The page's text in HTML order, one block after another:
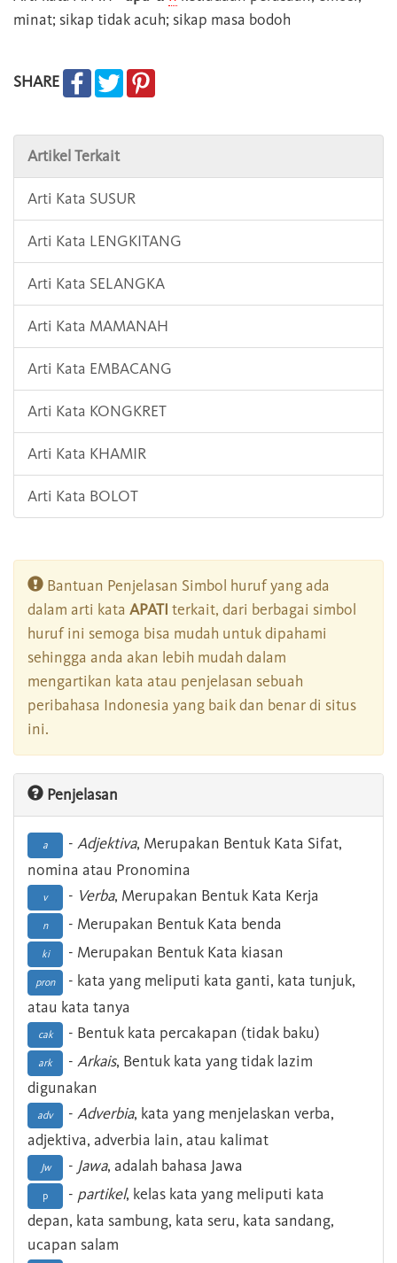
minat; sikap tidak acuh; sikap masa bodoh
SHARE
Artikel Terkait
Arti Kata SUSUR
Arti Kata LENGKITANG
Arti Kata SELANGKA
Arti Kata MAMANAH
Arti Kata EMBACANG
Arti Kata KONGKRET
Arti Kata KHAMIR
Arti Kata BOLOT
Bantuan Penjelasan Simbol huruf yang ada
dalam arti kata APATI terkait, dari berbagai simbol
huruf ini semoga bisa mudah untuk dipahami
sehingga anda akan lebih mudah dalam
mengartikan kata atau penjelasan sebuah
peribahasa Indonesia yang baik dan benar di situs
ini.
Penjelasan
a - Adjektiva, Merupakan Bentuk Kata Sifat,
nomina atau Pronomina
v - Verba, Merupakan Bentuk Kata Kerja
n - Merupakan Bentuk Kata benda
ki - Merupakan Bentuk Kata kiasan
pron
- kata yang meliputi kata ganti, kata tunjuk,
atau kata tanya
cak - Bentuk kata percakapan (tidak baku)
ark - Arkais, Bentuk kata yang tidak lazim
digunakan
adv - Adverbia, kata yang menjelaskan verba,
adjektiva, adverbia lain, atau kalimat
Jw - Jawa, adalah bahasa Jawa
p - partikel, kelas kata yang meliputi kata
depan, kata sambung, kata seru, kata sandang,
ucapan salam